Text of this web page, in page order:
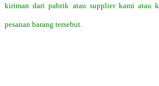
kiriman dari pabrik atau supplier kami atau
pesanan barang tersebut.